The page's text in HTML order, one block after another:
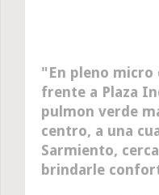
En pleno micro
frente a Plaza
pulmon verde
centro, a una
Sarmiento,
brindarle